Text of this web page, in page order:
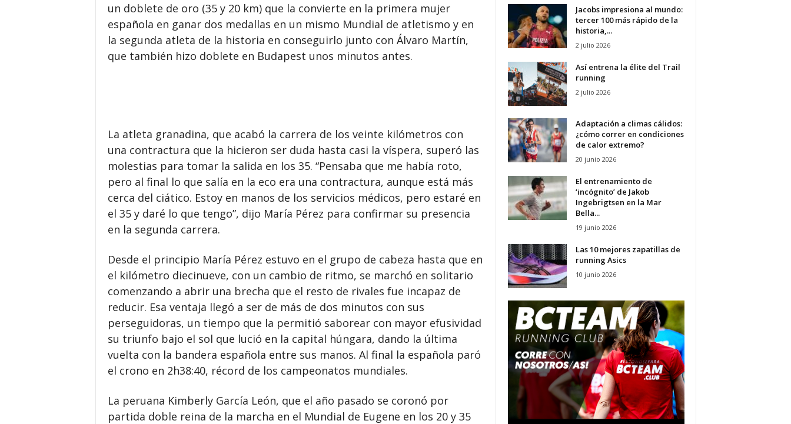
un doblete de oro (35 y 20 km) que la convierte en la primera mujer
española en ganar dos medallas en un mismo Mundial de atletismo y en
la segunda atleta de la historia en conseguirlo junto con Álvaro Martín,
que también hizo doblete en Budapest unos minutos antes.
La atleta granadina, que acabó la carrera de los veinte kilómetros con
una contractura que la hicieron ser duda hasta casi la víspera, superó las
molestias para tomar la salida en los 35. “Pensaba que me había roto,
pero al final lo que salía en la eco era una contractura, aunque está más
cerca del ciático. Estoy en manos de los servicios médicos, pero estaré en
el 35 y daré lo que tengo”, dijo María Pérez para confirmar su presencia
en la segunda carrera.
Desde el principio María Pérez estuvo en el grupo de cabeza hasta que en
el kilómetro diecinueve, con un cambio de ritmo, se marchó en solitario
comenzando a abrir una brecha que el resto de rivales fue incapaz de
reducir. Esa ventaja llegó a ser de más de dos minutos con sus
perseguidoras, un tiempo que la permitió saborear con mayor efusividad
su triunfo bajo el sol que lució en la capital húngara, dando la última
vuelta con la bandera española entre sus manos. Al final la española paró
el crono en 2h38:40, récord de los campeonatos mundiales.
La peruana Kimberly García León, que el año pasado se coronó por
partida doble reina de la marcha en el Mundial de Eugene en los 20 y 35
Jacobs impresiona al mundo:
tercer 100 más rápido de la
historia,...
2 julio 2026
Así entrena la élite del Trail
running
2 julio 2026
Adaptación a climas cálidos:
¿cómo correr en condiciones
de calor extremo?
20 junio 2026
El entrenamiento de
‘incógnito’ de Jakob
Ingebrigtsen en la Mar
Bella...
19 junio 2026
Las 10 mejores zapatillas de
running Asics
10 junio 2026